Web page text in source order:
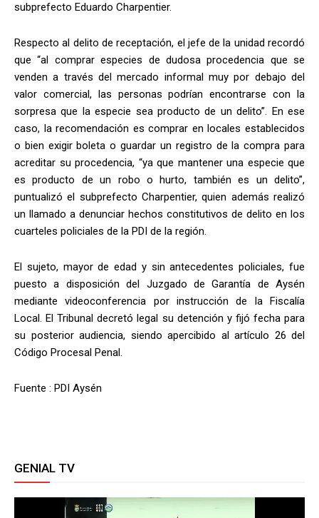
subprefecto Eduardo Charpentier.
Respecto al delito de receptación, el jefe de la unidad recordó
que “al comprar especies de dudosa procedencia que se
venden a través del mercado informal muy por debajo del
valor comercial, las personas podrían encontrarse con la
sorpresa que la especie sea producto de un delito”. En ese
caso, la recomendación es comprar en locales establecidos
o bien exigir boleta o guardar un registro de la compra para
acreditar su procedencia, “ya que mantener una especie que
es producto de un robo o hurto, también es un delito”,
puntualizó el subprefecto Charpentier, quien además realizó
un llamado a denunciar hechos constitutivos de delito en los
cuarteles policiales de la PDI de la región.
El sujeto, mayor de edad y sin antecedentes policiales, fue
puesto a disposición del Juzgado de Garantía de Aysén
mediante videoconferencia por instrucción de la Fiscalía
Local. El Tribunal decretó legal su detención y fijó fecha para
su posterior audiencia, siendo apercibido al artículo 26 del
Código Procesal Penal.
Fuente : PDI Aysén
GENIAL TV